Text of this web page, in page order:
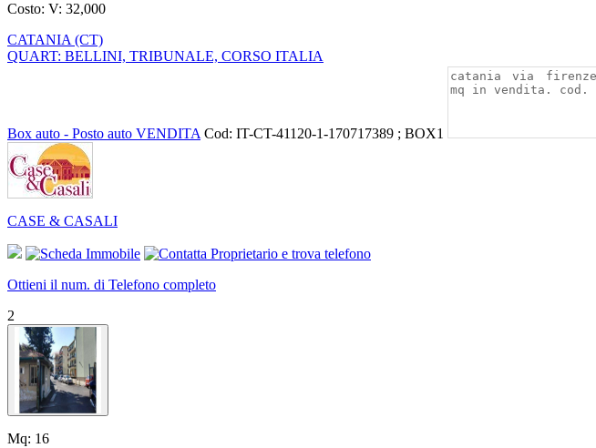
Costo: V: 32,000
CATANIA (CT)
QUART: BELLINI, TRIBUNALE, CORSO ITALIA
Box auto - Posto auto VENDITA Cod: IT-CT-41120-1-170717389 ; BOX1
CASE & CASALI
Ottieni il num. di Telefono completo
2
Mq: 16